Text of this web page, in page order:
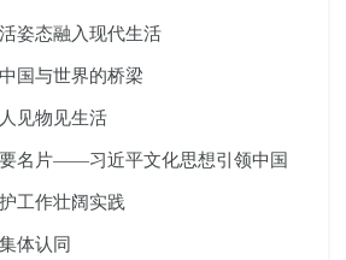
姿态融入现代生活
国与世界的桥梁
见物见生活
名片——习近平文化思想引领中国
工作壮阔实践
体认同